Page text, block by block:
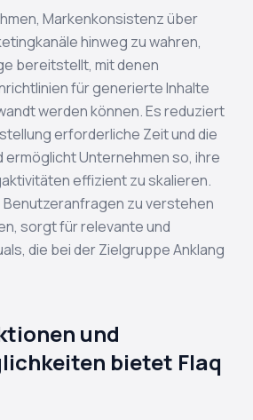
Markenkonsistenz über
hinweg zu wahren,
bereitstellt, mit denen
für generierte Inhalte
werden können. Es reduziert
erforderliche Zeit und die
ermöglicht Unternehmen so, ihre
effizient zu skalieren.
Benutzeranfragen zu verstehen
sorgt für relevante und
die bei der Zielgruppe Anklang
und
bietet Flaq